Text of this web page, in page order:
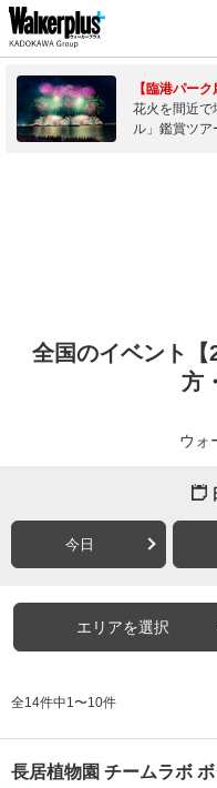
【臨港パー
花火を間近で
ル」鑑賞ツア
全国のイベント
方
ウォ
今日
エリアを選択
全14件中1〜10件
長居植物園 チームラボ